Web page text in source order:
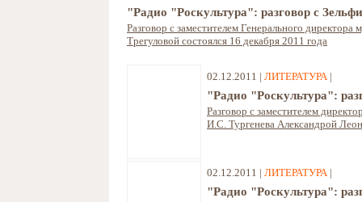
"Радио "Роскультура": разговор с
Разговор с заместителем Генерального
Трегуловой состоялся 16 декабря 2011 года
02.12.2011 | ЛИТЕРАТУРА|
"Радио "Роскультура":
Разговор с заместителем
И.С. Тургенева Александрой
02.12.2011 | ЛИТЕРАТУРА|
"Радио "Роскультура":